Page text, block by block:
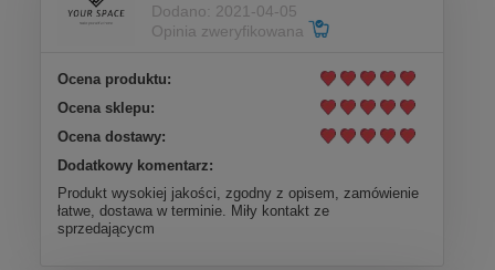
Dodano: 2021-04-05
Opinia zweryfikowana
Ocena produktu:
Ocena sklepu:
Ocena dostawy:
Dodatkowy komentarz:
Produkt wysokiej jakości, zgodny z opisem, zamówienie
łatwe, dostawa w terminie. Miły kontakt ze
sprzedającycm